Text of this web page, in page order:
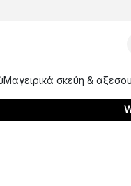
Μαγειρικά σκεύη &